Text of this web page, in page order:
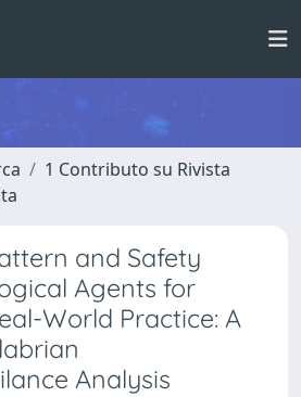
1 Contributo su Rivista
and Safety
Agents for
World Practice: A
Analysis